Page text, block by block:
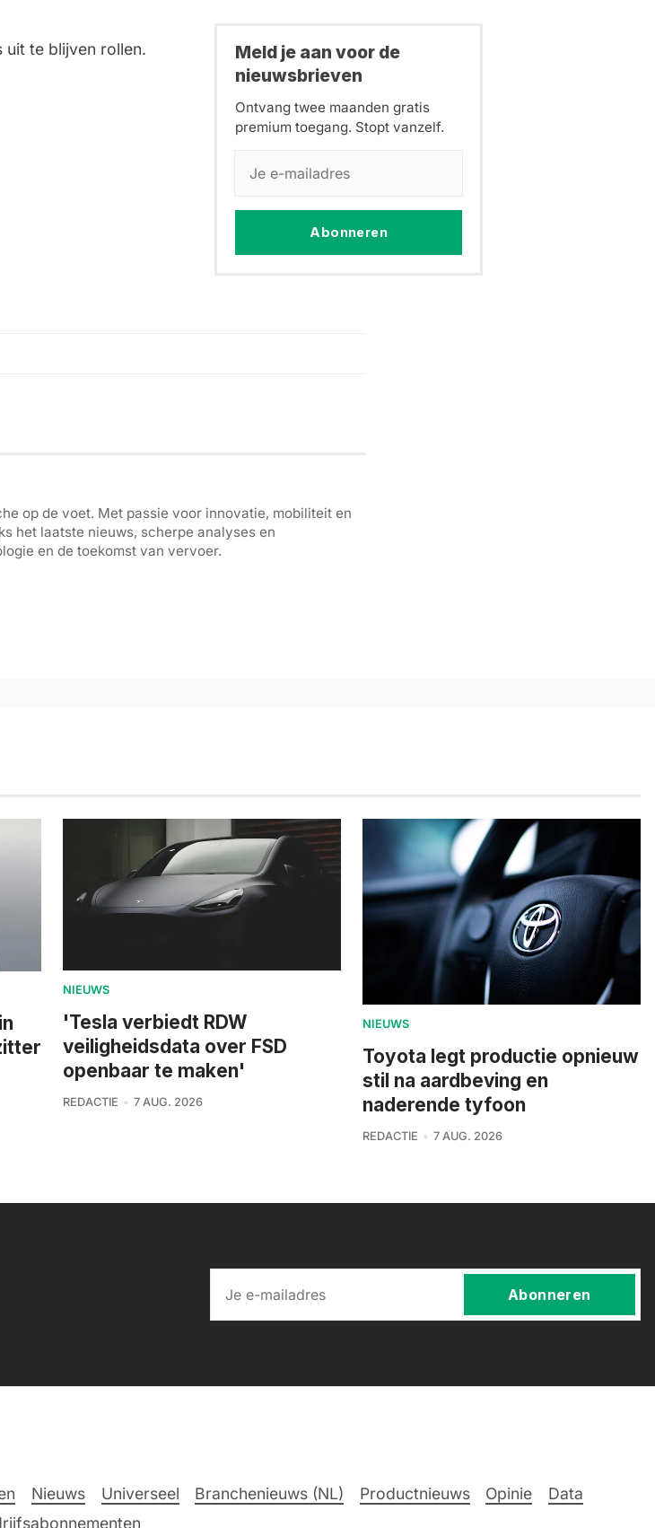
uit te blijven rollen.
Meld je aan voor de
nieuwsbrieven
Ontvang twee maanden gratis
premium toegang. Stopt vanzelf.
Abonneren
op de voet. Met passie voor innovatie, mobiliteit en
het laatste nieuws, scherpe analyses en
en de toekomst van vervoer.
NIEUWS
'Tesla verbiedt RDW
veiligheidsdata over FSD
openbaar te maken'
REDACTIE 7 AUG. 2026
NIEUWS
Toyota legt productie opnieuw
stil na aardbeving en
naderende tyfoon
REDACTIE 7 AUG. 2026
Abonneren
Nieuws Universeel Branchenieuws (NL) Productnieuws Opinie
Data